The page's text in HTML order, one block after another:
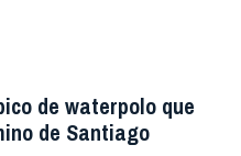
de waterpolo que
de Santiago